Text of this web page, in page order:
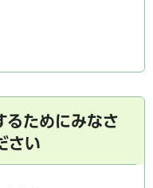
るためにみなさ
さい